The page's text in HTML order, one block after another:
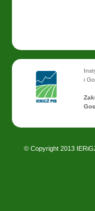
i
© Copyright 2013